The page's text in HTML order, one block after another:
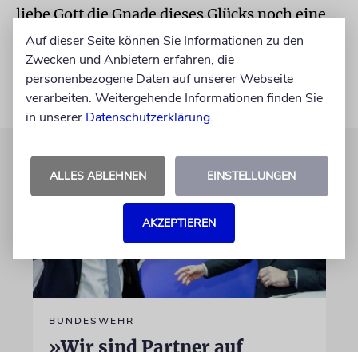
liebe Gott die Gnade dieses Glücks noch eine
Weile schenkt.«
BUNDESWEHR
»Wir sind Partner auf
Auf dieser Seite können Sie Informationen zu den
Zwecken und Anbietern erfahren, die
personenbezogene Daten auf unserer Webseite
verarbeiten. Weitergehende Informationen finden Sie
in unserer Datenschutzerklärung.
ALLES ABLEHNEN EINSTELLUNGEN
AKZEPTIEREN